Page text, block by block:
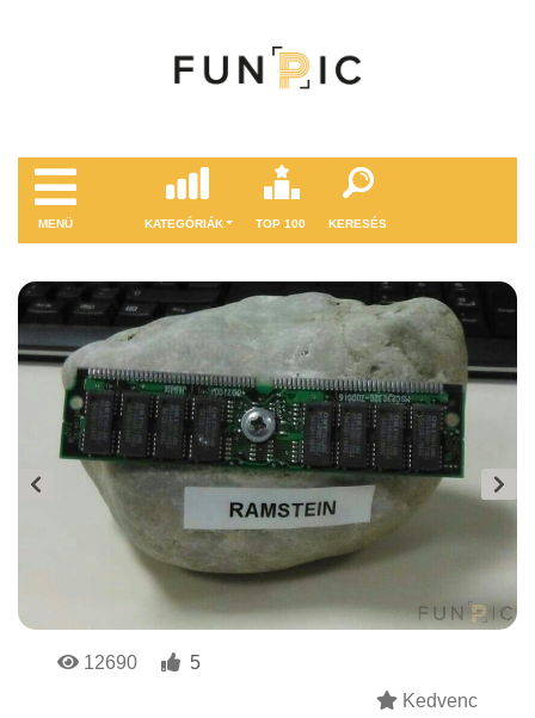
MENÜ KATEGÓRIÁK TOP 100 KERESÉS
12690
5
Kedvenc